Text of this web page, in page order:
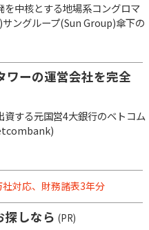
中核とする地場系コングロマ
ングループ(Sun Group)傘下の
ワーの運営会社を完全
する元国営4大銀行のベトコム
社対応、財務諸表3年分
探しなら (PR)